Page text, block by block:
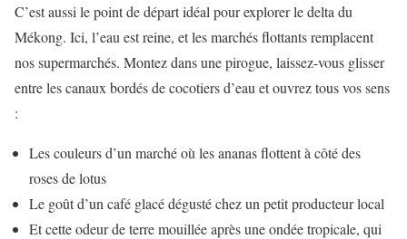
C’est aussi le point de départ idéal pour explorer le delta du
Mékong. Ici, l’eau est reine, et les marchés flottants remplacent
nos supermarchés. Montez dans une pirogue, laissez-vous glisser
entre les canaux bordés de cocotiers d’eau et ouvrez tous vos sens
:
Les couleurs d’un marché où les ananas flottent à côté des
roses de lotus
Le goût d’un café glacé dégusté chez un petit producteur local
Et cette odeur de terre mouillée après une ondée tropicale, qui